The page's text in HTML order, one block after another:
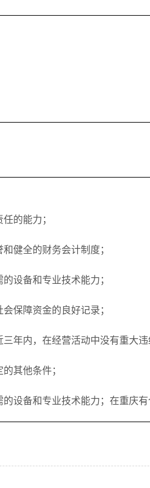
的能力；
健全的财务会计制度；
设备和专业技术能力；
保障资金的良好记录；
年内，在经营活动中没有重大违
其他条件；
设备和专业技术能力；在重庆有